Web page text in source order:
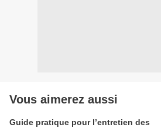
Vous aimerez aussi
Guide pratique pour l’entretien des